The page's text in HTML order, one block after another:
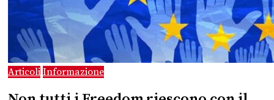
Articoli Informazione